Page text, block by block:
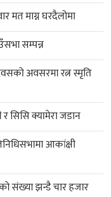
मत माग्न घरदैलोमा
सम्पन्न
अवसरमा रत्न स्मृति
सिसि क्यामेरा जडान
आकांक्षी
संख्या झन्डै चार हजार